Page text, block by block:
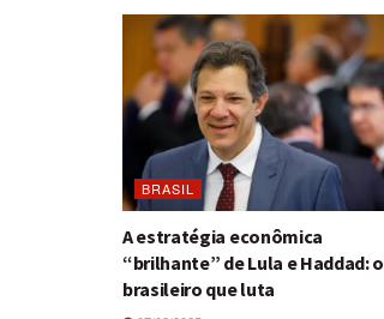
BRASIL
A estratégia econômica
“brilhante” de Lula e Haddad: o
brasileiro que luta